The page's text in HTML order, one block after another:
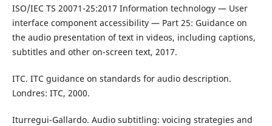
ISO/IEC TS 20071-25:2017 Information technology — User
interface component accessibility — Part 25: Guidance on
the audio presentation of text in videos, including captions,
subtitles and other on-screen text, 2017.
ITC. ITC guidance on standards for audio description.
Londres: ITC, 2000.
Iturregui-Gallardo. Audio subtitling: voicing strategies and